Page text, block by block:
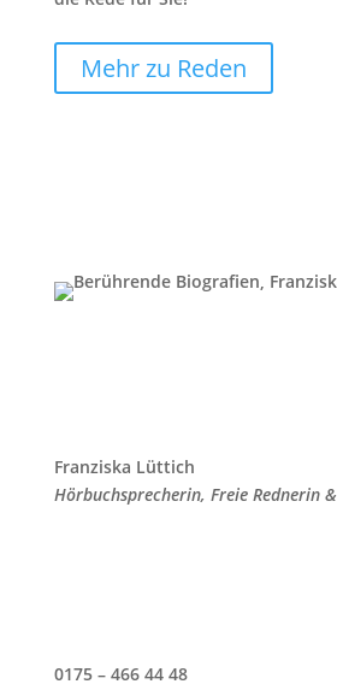
Mehr zu Reden
Franziska Lüttich
Hörbuchsprecherin, Freie Rednerin &
0175 – 466 44 48